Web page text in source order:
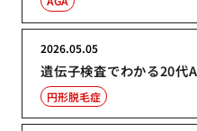
遺伝子検査でわかる20代
2026.05.05
円形脱毛症